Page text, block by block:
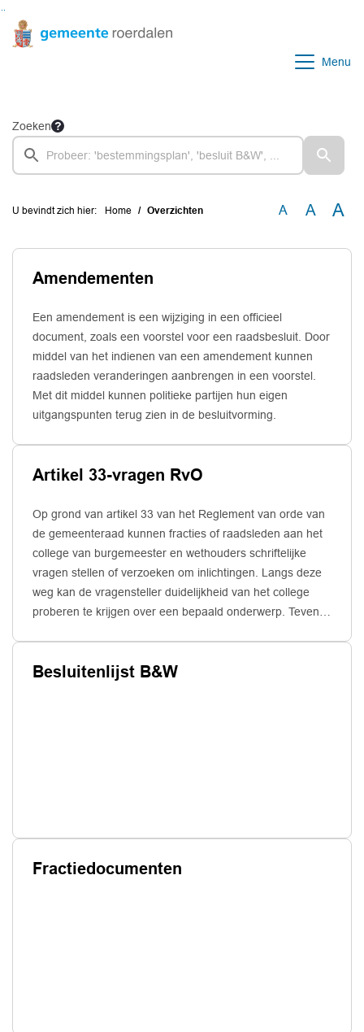
Ga naar de inhoud van deze pagina
Ga naar het zoeken
Ga naar het menu
Menu
Zoeken
U bevindt zich hier: Home Overzichten A A A
Amendementen
Een amendement is een wijziging in een officieel
document, zoals een voorstel voor een raadsbesluit. Door
middel van het indienen van een amendement kunnen
raadsleden veranderingen aanbrengen in een voorstel.
Met dit middel kunnen politieke partijen hun eigen
uitgangspunten terug zien in de besluitvorming.
Artikel 33-vragen RvO
Op grond van artikel 33 van het Reglement van orde van
de gemeenteraad kunnen fracties of raadsleden aan het
college van burgemeester en wethouders schriftelijke
vragen stellen of verzoeken om inlichtingen. Langs deze
weg kan de vragensteller duidelijkheid van het college
proberen te krijgen over een bepaald onderwerp. Tevens
Besluitenlijst B&W
Fractiedocumenten